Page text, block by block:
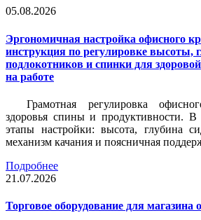
05.08.2026
Эргономичная настройка офисного
инструкция по регулировке высоты,
подлокотников и спинки для
на работе
Грамотная регулировка
здоровья спины и продуктивности. В
этапы настройки: высота, глубина
механизм качания и поясничная
Подробнее
21.07.2026
Торговое оборудование для магазина